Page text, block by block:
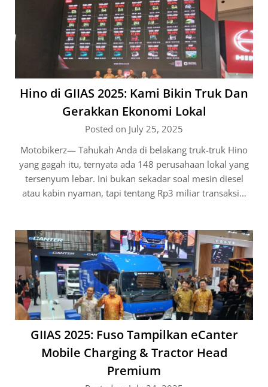
Hino di GIIAS 2025: Kami Bikin Truk Dan
Gerakkan Ekonomi Lokal
Posted on July 25, 2025
Motobikerz— Tahukah Anda di belakang truk-truk Hino
yang gagah itu, ternyata ada 148 perusahaan lokal yang
tersenyum lebar. Ini bukan sekadar soal mesin diesel
atau kabin nyaman, tapi tentang Rp3 miliar transaksi…
GIIAS 2025: Fuso Tampilkan eCanter
Mobile Charging & Tractor Head
Premium